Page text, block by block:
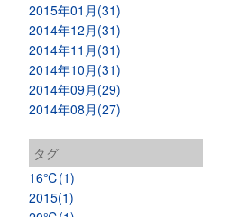
2015年01月(31)
2014年12月(31)
2014年11月(31)
2014年10月(31)
2014年09月(29)
2014年08月(27)
タグ
16℃(1)
2015(1)